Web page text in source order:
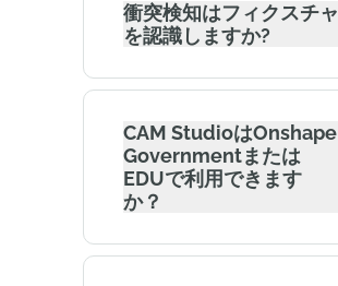
衝突検知はフィクスチャ
を認識しますか?
CAM StudioはOnshape
Governmentまたは
EDUで利用できます
か？